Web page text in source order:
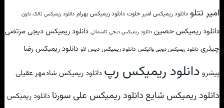
امیر تتلو دانلود ریمیکس امیر خلوت دانلود ریمیکس بهرام دانلود ریمیکس تالک داون
دانلود ریمیکس حصین دانلود ریمیکس دیجی تاسمانی دانلود ریمیکس دیجی مرتضی
چیذری دانلود ریمیکس دیجی والیکس دانلود ریمیکس دیس لاو دانلود ریمیکس رضا
پیشرو دانلود ریمیکس رپ دانلود ریمیکس شادمهر عقیلی
دانلود ریمیکس شایع دانلود ریمیکس علی سورنا دانلود ریمیکس